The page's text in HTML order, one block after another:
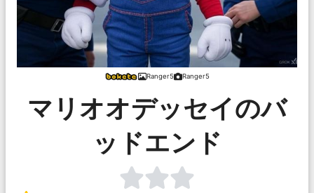
Ranger5 Ranger5
マリオオデッセイのバ
ッドエンド